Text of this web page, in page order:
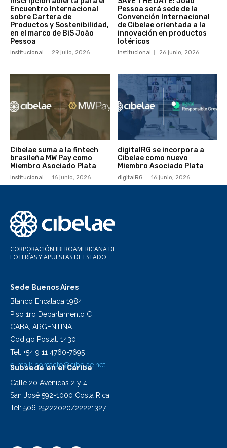
Encuentro Internacional
sobre Cartera de
Productos y Sostenibilidad,
en el marco de BiS João
Pessoa
Institucional 29 julio, 2026
Pessoa será sede de la
Convención Internacional
de Cibelae orientada a la
innovación en productos
lotéricos
Institucional 26 junio, 2026
Cibelae suma a la fintech
brasileña MW Pay como
Miembro Asociado Plata
Institucional 16 junio, 2026
digitalRG se incorpora a
Cibelae como nuevo
Miembro Asociado Plata
digitalRG 16 junio, 2026
CORPORACIÓN IBEROAMERICANA DE
LOTERÍAS Y APUESTAS DE ESTADO
Sede Buenos Aires
Blanco Encalada 1984
Piso 1ro Departamento C
CABA, ARGENTINA
Codigo Postal: 1430
Tel: +54 9 11 4760-7695
e-mail: contacto@cibelae.net
Subsede en el Caribe
Calle 20 Avenidas 2 y 4
San José 592-1000 Costa Rica
Tel: 506 25222020/22221327